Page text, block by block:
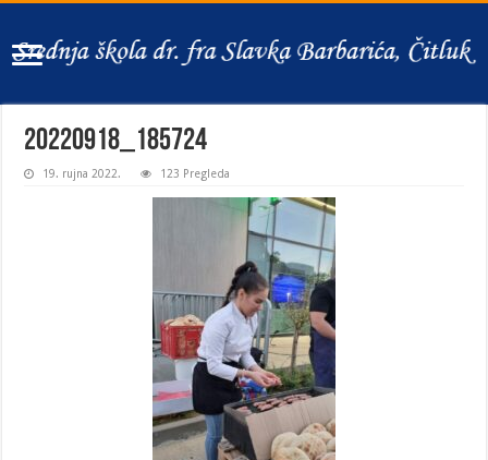
20220918_185724
19. rujna 2022. 123 Pregleda